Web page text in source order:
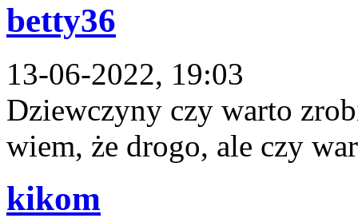
betty36
13-06-2022, 19:03
Dziewczyny czy warto
wiem, że drogo, ale czy
kikom